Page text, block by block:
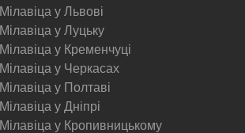
Мілавіца у Львові
Мілавіца у Луцьку
Мілавіца у Кременчуці
Мілавіца у Черкасах
Мілавіца у Полтаві
Мілавіца у Дніпрі
Мілавіца у Кропивницькому